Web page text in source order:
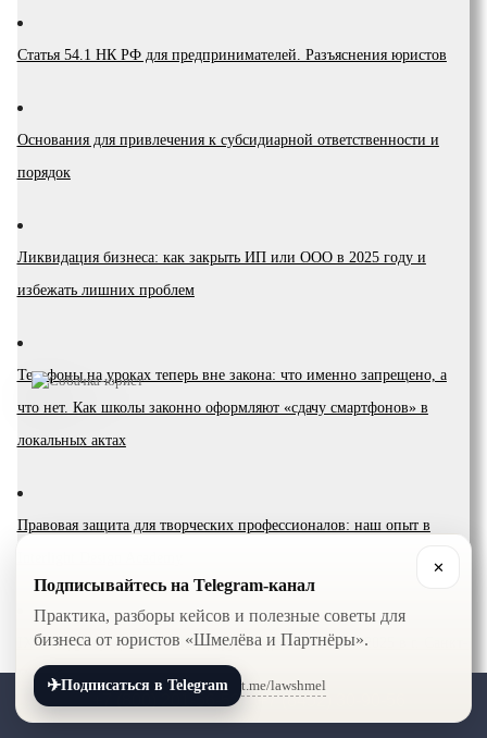
Статья 54.1 НК РФ для предпринимателей. Разъяснения юристов
Основания для привлечения к субсидиарной ответственности и
порядок
Ликвидация бизнеса: как закрыть ИП или ООО в 2025 году и
избежать лишних проблем
Телефоны на уроках теперь вне закона: что именно запрещено, а
что нет. Как школы законно оформляют «сдачу смартфонов» в
локальных актах
Правовая защита для творческих профессионалов: наш опыт в
IX Международный бизнес-форум недвижимости – 2025 в г. Санкт-
Петербурге
✕
Подписывайтесь на Telegram-канал
Практика, разборы кейсов и полезные советы для
бизнеса от юристов «Шмелёва и Партнёры».
✈Подписаться в Telegram t.me/lawshmel
+7 (800) 201-56-52 +7 (8452) 30-90-56